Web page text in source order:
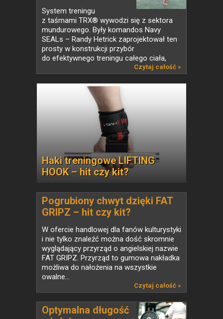
System treningu
z taśmami TRX® wywodzi się z sektora
mundurowego. Były komandos Navy
SEALs – Randy Hetrick zaprojektował ten
prosty w konstrukcji przybór
do efektywnego treningu całego ciała,
Czytaj całość »
Haki treningowe LIFTING
HOOK – hit czy kit?
Pogrubiony chwyt dzięki FAT
GRIPZ – hit czy kit?
W ofercie handlowej dla fanów kulturystyki
i nie tylko znaleźć można dość skromnie
wyglądający przyrząd o angielskiej nazwie
FAT GRIPZ. Przyrząd to gumowa nakładka
możliwa do nałożenia na wszystkie
owalne...
Czytaj całość »
Optymalna długość